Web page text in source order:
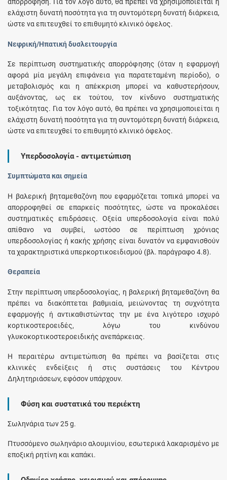
ελάχιστη δυνατή ποσότητα για τη συντομότερη δυνατή διάρκεια,
ώστε να επιτευχθεί το επιθυμητό κλινικό όφελος.
Νεφρική/Ηπατική δυσλειτουργία
Σε περίπτωση συστηματικής απορρόφησης (όταν η εφαρμογή
αφορά μία μεγάλη επιφάνεια για παρατεταμένη περίοδο), ο
μεταβολισμός και η απέκκριση μπορεί να καθυστερήσουν,
αυξάνοντας, ως εκ τούτου, τον κίνδυνο συστηματικής
τοξικότητας. Για τον λόγο αυτό, θα πρέπει να χρησιμοποιείται η
ελάχιστη δυνατή ποσότητα για τη συντομότερη δυνατή διάρκεια,
ώστε να επιτευχθεί το επιθυμητό κλινικό όφελος.
Υπερδοσολογία - αντιμετώπιση
Συμπτώματα και σημεία
Η βαλερική βηταμεθαζόνη που εφαρμόζεται τοπικά μπορεί να
απορροφηθεί σε επαρκείς ποσότητες, ώστε να προκαλέσει
συστηματικές επιδράσεις. Οξεία υπερδοσολογία είναι πολύ
απίθανο να συμβεί, ωστόσο σε περίπτωση χρόνιας
υπερδοσολογίας ή κακής χρήσης είναι δυνατόν να εμφανισθούν
τα χαρακτηριστικά υπερκορτικοειδισμού (βλ. παράγραφο 4.8).
Θεραπεία
Στην περίπτωση υπερδοσολογίας, η βαλερική βηταμεθαζόνη θα
πρέπει να διακόπτεται βαθμιαία, μειώνοντας τη συχνότητα
εφαρμογής ή αντικαθιστώντας την με ένα λιγότερο ισχυρό
κορτικοστεροειδές, λόγω του κινδύνου
γλυκοκορτικοστεροειδικής ανεπάρκειας.
Η περαιτέρω αντιμετώπιση θα πρέπει να βασίζεται στις
κλινικές ενδείξεις ή στις συστάσεις του Κέντρου
Δηλητηριάσεων, εφόσον υπάρχουν.
Φύση και συστατικά του περιέκτη
Σωληνάρια των 25 g.
Πτυσσόμενο σωληνάριο αλουμινίου, εσωτερικά λακαρισμένo με
εποξική ρητίνη και καπάκι.